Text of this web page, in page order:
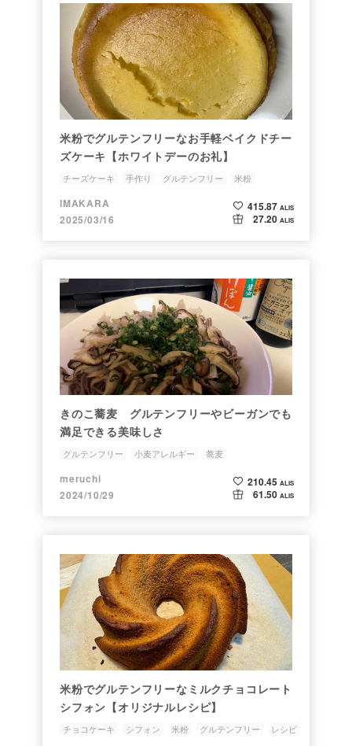
米粉でグルテンフリーなお手軽ベイクドチー
ズケーキ【ホワイトデーのお礼】
チーズケーキ 手作り グルテンフリー 米粉
IMAKARA
2025/03/16
415.87 ALIS
27.20 ALIS
きのこ蕎麦 グルテンフリーやビーガンでも
満足できる美味しさ
グルテンフリー 小麦アレルギー
蕎麦
キノコダイエット
meruchi
2024/10/29
210.45 ALIS
61.50 ALIS
米粉でグルテンフリーなミルクチョコレート
シフォン【オリジナルレシピ】
チョコケーキ シフォン 米粉 グルテンフリー レシピ